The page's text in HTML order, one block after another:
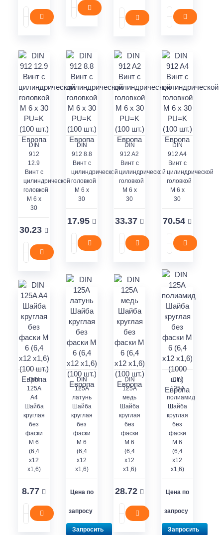
DIN
912
12.9
Винт с
цилиндрической
головкой
M 6 x
30
30.23
DIN
912 8.8
Винт с
цилиндрической
головкой
M 6 x
30
17.95
DIN
912 A2
Винт с
цилиндрической
головкой
M 6 x
30
33.37
DIN
912 A4
Винт с
цилиндрической
головкой
M 6 x
30
70.54
DIN
125A
A4
Шайба
круглая
без
фаски
M 6
(6,4
x12
x1,6)
8.77
DIN
125A
латунь
Шайба
круглая
без
фаски
M 6
(6,4
x12
x1,6)
Цена по
запросу
Запросить
DIN
125A
медь
Шайба
круглая
без
фаски
M 6
(6,4
x12
x1,6)
28.72
DIN
125A
полиамид
Шайба
круглая
без
фаски
M 6
(6,4
x12
x1,6)
Цена по
запросу
Запросить